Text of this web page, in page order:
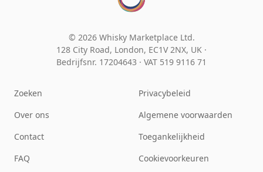
© 2026 Whisky Marketplace Ltd.
128 City Road, London, EC1V 2NX, UK ·
Bedrijfsnr. 17204643 · VAT 519 9116 71
Zoeken
Over ons
Contact
FAQ
Privacybeleid
Algemene voorwaarden
Toegankelijkheid
Cookievoorkeuren